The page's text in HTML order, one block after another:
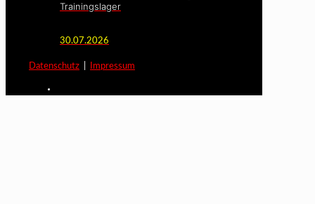
Trainingslager
30.07.2026
Datenschutz Impressum